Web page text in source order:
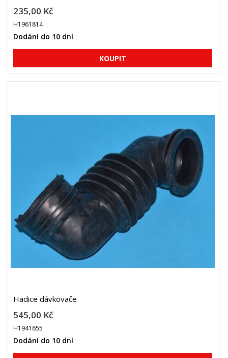
235,00 Kč
H1961814
Dodání do 10 dní
Hadice dávkovače
545,00 Kč
H1941655
Dodání do 10 dní